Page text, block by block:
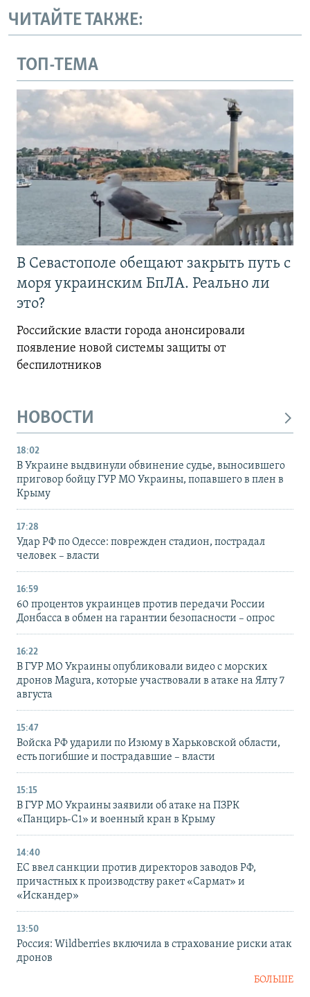
ЧИТАЙТЕ ТАКЖЕ:
ТОП-ТЕМА
В Севастополе обещают закрыть путь с
моря украинским БпЛА. Реально ли
это?
Российские власти города анонсировали
появление новой системы защиты от
беспилотников
НОВОСТИ
18:02
В Украине выдвинули обвинение судье, выносившего
приговор бойцу ГУР МО Украины, попавшего в плен в
Крыму
17:28
Удар РФ по Одессе: поврежден стадион, пострадал
человек – власти
16:59
60 процентов украинцев против передачи России
Донбасса в обмен на гарантии безопасности – опрос
16:22
В ГУР МО Украины опубликовали видео с морских
дронов Magura, которые участвовали в атаке на Ялту 7
августа
15:47
Войска РФ ударили по Изюму в Харьковской области,
есть погибшие и пострадавшие – власти
15:15
В ГУР МО Украины заявили об атаке на ПЗРК
«Панцирь-С1» и военный кран в Крыму
14:40
ЕС ввел санкции против директоров заводов РФ,
причастных к производству ракет «Сармат» и
«Искандер»
13:50
Россия: Wildberries включила в страхование риски атак
дронов
БОЛЬШЕ